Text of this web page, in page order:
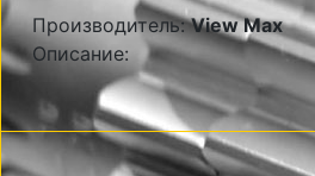
Производитель:View Max
Описание: